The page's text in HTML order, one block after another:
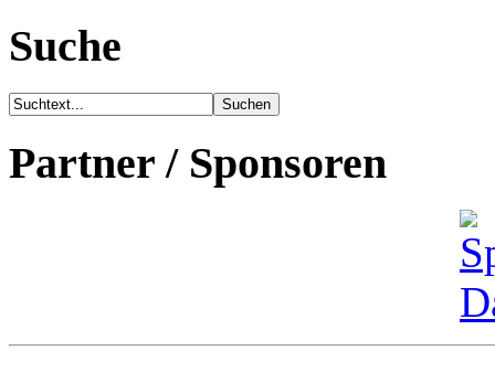
Suche
Partner / Sponsoren